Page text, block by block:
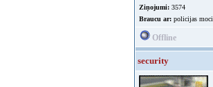
Ziņojumi: 3574
Braucu ar: policijas moci
Offline
security